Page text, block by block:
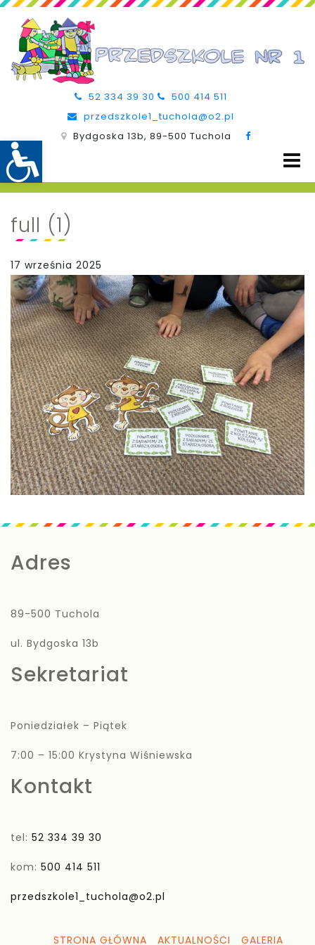
52 334 39 30
500 414 511
przedszkole1_tuchola@o2.pl
Bydgoska 13b, 89-500 Tuchola
full (1)
17 września 2025
Adres
89-500 Tuchola
ul. Bydgoska 13b
Sekretariat
Poniedziałek – Piątek
7:00 – 15:00 Krystyna Wiśniewska
Kontakt
tel: 52 334 39 30
kom: 500 414 511
przedszkole1_tuchola@o2.pl
STRONA GŁÓWNA AKTUALNOŚCI GALERIA